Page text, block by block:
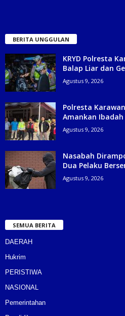
BERITA UNGGULAN
KRYD Polresta
Balap Liar dan
Agustus 9, 2026
Polresta
Amankan
Agustus 9, 2026
Nasabah
Dua Pelaku
Agustus 9, 2026
SEMUA BERITA
DAERAH
Hukrim
PERISTIWA
NASIONAL
Pemerintahan